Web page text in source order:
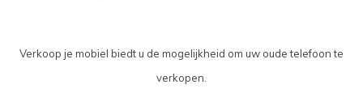
Verkoop je mobiel biedt u de mogelijkheid om uw oude telefoon te
verkopen.